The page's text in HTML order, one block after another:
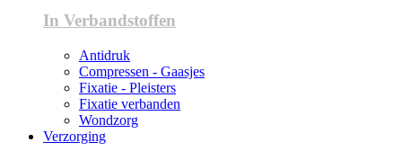
In Verbandstoffen
Antidruk
Compressen - Gaasjes
Fixatie - Pleisters
Fixatie verbanden
Wondzorg
Verzorging